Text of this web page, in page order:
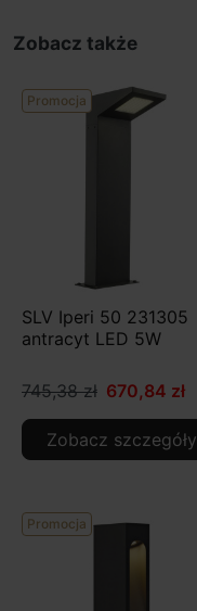
Zobacz także
Promocja
SLV Iperi 50 231305
antracyt LED 5W
745,38 zł 670,84 zł
Zobacz szczegóły
Promocja